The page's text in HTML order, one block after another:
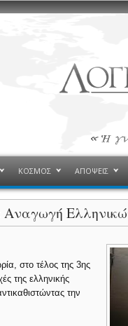
ΚΟΣΜΟΣ ΑΠΟΨΕΙΣ
στο τέλος της 3ης
της ελληνικής
την